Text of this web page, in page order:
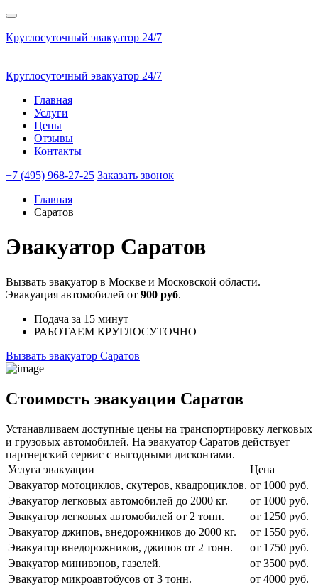
Круглосуточный эвакуатор 24/7
Круглосуточный эвакуатор 24/7
Главная
Услуги
Цены
Отзывы
Контакты
+7 (495) 968-27-25 Заказать звонок
Главная
Саратов
Эвакуатор Саратов
Вызвать эвакуатор в Москве и Московской области.
Эвакуация автомобилей от 900 руб.
Подача за 15 минут
РАБОТАЕМ КРУГЛОСУТОЧНО
Вызвать эвакуатор Саратов
Стоимость эвакуации Саратов
Устанавливаем доступные цены на транспортировку легковых
и грузовых автомобилей. На эвакуатор Саратов действует
партнерский сервис с выгодными дисконтами.
Услуга эвакуации
Цена
Эвакуатор мотоциклов, скутеров, квадроциклов. от 1000 руб.
Эвакуатор легковых автомобилей до 2000 кг.
от 1000 руб.
Эвакуатор легковых автомобилей от 2 тонн.
от 1250 руб.
Эвакуатор джипов, внедорожников до 2000 кг.
от 1550 руб.
Эвакуатор внедорожников, джипов от 2 тонн.
от 1750 руб.
Эвакуатор минивэнов, газелей.
от 3500 руб.
Эвакуатор микроавтобусов от 3 тонн.
от 4000 руб.